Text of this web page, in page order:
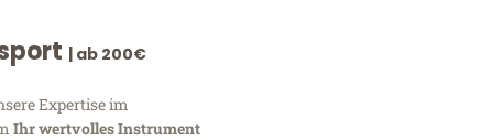
| ab 200€
Expertise im
Ihr wertvolles Instrument